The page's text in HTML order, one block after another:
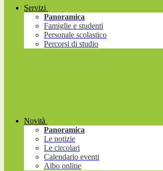
Servizi
Panoramica
Famiglie e studenti
Personale scolastico
Percorsi di studio
Novità
Panoramica
Le notizie
Le circolari
Calendario eventi
Albo online